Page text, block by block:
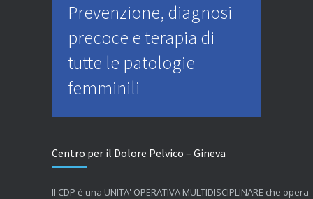
Prevenzione, diagnosi
precoce e terapia di
tutte le patologie
femminili
Centro per il Dolore Pelvico – Gineva
Il CDP è una UNITA' OPERATIVA MULTIDISCIPLINARE che opera